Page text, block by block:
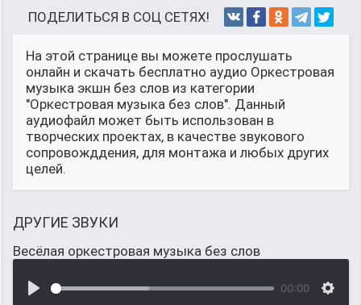
ПОДЕЛИТЬСЯ В СОЦ СЕТЯХ!
На этой странице вы можете прослушать
онлайн и скачать бесплатно аудио Оркестровая
музыка экшн без слов из категории
"Оркестровая музыка без слов". Данный
аудиофайл может быть использован в
творческих проектах, в качестве звукового
сопровожддения, для монтажа и любых других
целей.
ДРУГИЕ ЗВУКИ
Весёлая оркестровая музыка без слов
00:00